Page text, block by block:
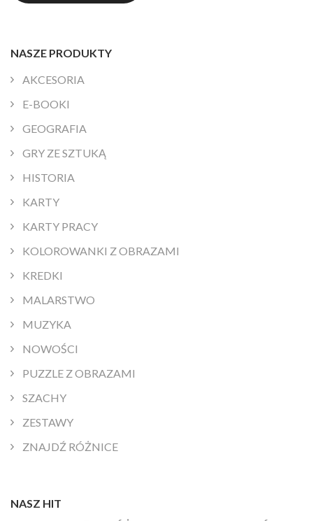
NASZE PRODUKTY
AKCESORIA
E-BOOKI
GEOGRAFIA
GRY ZE SZTUKĄ
HISTORIA
KARTY
KARTY PRACY
KOLOROWANKI Z OBRAZAMI
KREDKI
MALARSTWO
MUZYKA
NOWOŚCI
PUZZLE Z OBRAZAMI
SZACHY
ZESTAWY
ZNAJDŹ RÓŻNICE
NASZ HIT